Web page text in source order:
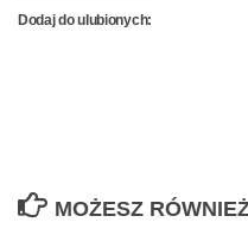
Dodaj do ulubionych:
MOŻESZ